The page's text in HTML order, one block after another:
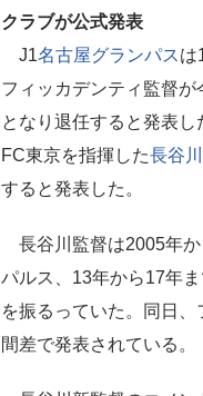
クラブが公式発表
J1名古屋グランパスは
フィッカデンティ監督が
となり退任すると発表
FC東京を指揮した長谷
すると発表した。
長谷川監督は2005年か
パルス、13年から17年
を振るっていた。同日
間差で発表されている。